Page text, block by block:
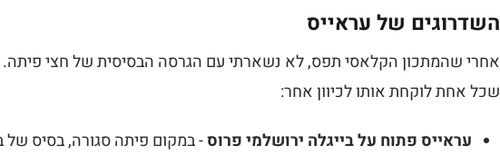
השדרוגים של עראייס
אחרי שהמתכון הקלאסי תפס, לא נשארתי עם הגרסה הבסיסית של חצי פיתה.
שכל אחת לוקחת אותו לכיוון אחר:
עראייס פתוח על בייגלה ירושלמי פרוס- במקום פיתה סגורה, בסיס של